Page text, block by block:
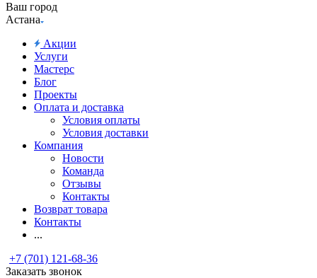
Ваш город
Астана
Акции
Услуги
Мастерс
Блог
Проекты
Оплата и доставка
Условия оплаты
Условия доставки
Компания
Новости
Команда
Отзывы
Контакты
Возврат товара
Контакты
...
+7 (701) 121-68-36
Заказать звонок